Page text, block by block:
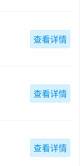
查看详情
查看详情
查看详情